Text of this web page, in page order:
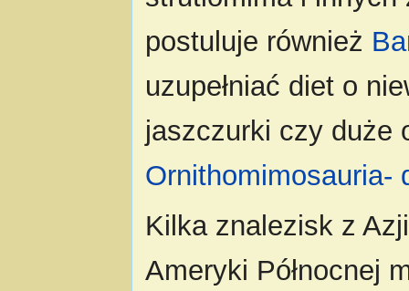
postuluje również
uzupełniać diet o
jaszczurki czy duże
Ornithomimosauria-
Kilka znalezisk z
Ameryki Północnej